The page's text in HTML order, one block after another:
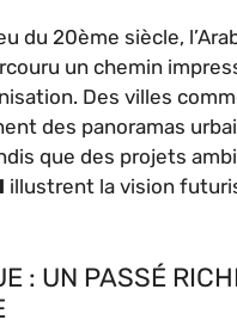
du 20ème siècle,
un chemin
Des villes
des panoramas
que des projets
illustrent la vision
: UN PASSÉ